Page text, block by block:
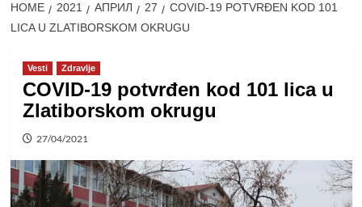
HOME 2021 АПРИЛ 27
COVID-19 POTVRĐEN KOD 101
LICA U ZLATIBORSKOM OKRUGU
Vesti Zdravlje
COVID-19 potvrđen kod 101 lica u
Zlatiborskom okrugu
27/04/2021